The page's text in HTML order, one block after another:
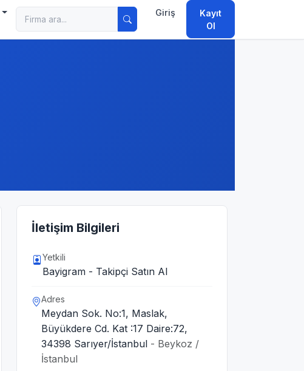
Giriş
Kayıt
Ol
İletişim Bilgileri
Yetkili
Bayigram - Takipçi Satın Al
Adres
Meydan Sok. No:1, Maslak,
Büyükdere Cd. Kat :17 Daire:72,
34398 Sarıyer/İstanbul - Beykoz /
İstanbul